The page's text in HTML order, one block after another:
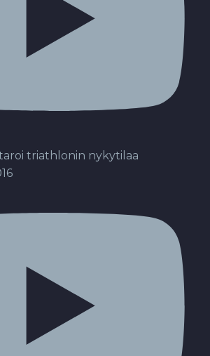
triathlonin nykytilaa